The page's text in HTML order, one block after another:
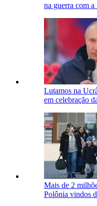
na guerra com a
Lutamos na
em celebração
Mais de 2
Polônia vindos